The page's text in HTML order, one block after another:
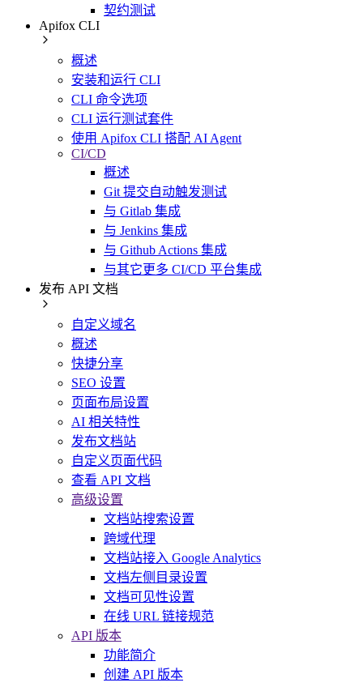
契约测试
Apifox CLI
概述
安装和运行 CLI
CLI 命令选项
CLI 运行测试套件
使用 Apifox CLI 搭配 AI Agent
CI/CD
概述
Git 提交自动触发测试
与 Gitlab 集成
与 Jenkins 集成
与 Github Actions 集成
与其它更多 CI/CD 平台集成
发布 API 文档
自定义域名
概述
快捷分享
SEO 设置
页面布局设置
AI 相关特性
发布文档站
自定义页面代码
查看 API 文档
高级设置
文档站搜索设置
跨域代理
文档站接入 Google Analytics
文档左侧目录设置
文档可见性设置
在线 URL 链接规范
API 版本
功能简介
创建 API 版本